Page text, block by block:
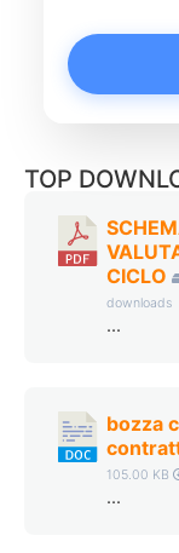
TOP
CICLO
downloads
...
bozza
105.00 KB
...